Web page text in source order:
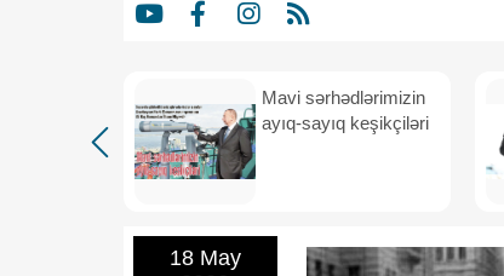
Mavi sərhədlərimizin
ayıq-sayıq keşikçiləri
18 May